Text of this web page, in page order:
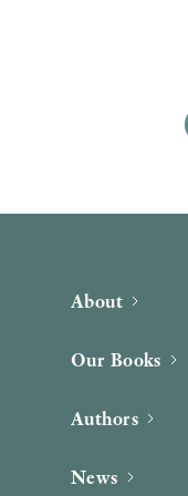
About
Our Books
Authors
News